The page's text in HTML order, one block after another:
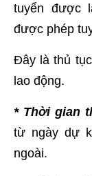
tuyển được
được phép
Đây là thủ
lao động.
* Thời gian
từ ngày dự
ngoài.